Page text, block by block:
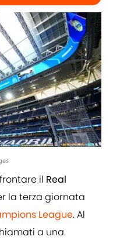
il Real
la terza giornata
League. Al
a una